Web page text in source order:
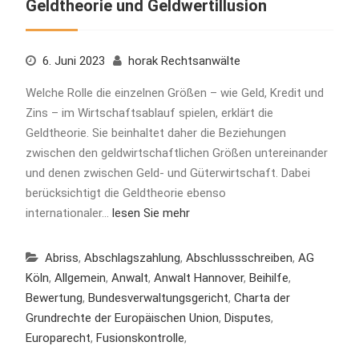
Geldtheorie und Geldwertillusion
6. Juni 2023 horak Rechtsanwälte
Welche Rolle die einzelnen Größen – wie Geld, Kredit und
Zins – im Wirtschaftsablauf spielen, erklärt die
Geldtheorie. Sie beinhaltet daher die Beziehungen
zwischen den geldwirtschaftlichen Größen untereinander
und denen zwischen Geld- und Güterwirtschaft. Dabei
berücksichtigt die Geldtheorie ebenso
internationaler… lesen Sie mehr
Abriss, Abschlagszahlung, Abschlussschreiben, AG
Köln, Allgemein, Anwalt, Anwalt Hannover, Beihilfe,
Bewertung, Bundesverwaltungsgericht, Charta der
Grundrechte der Europäischen Union, Disputes,
Europarecht, Fusionskontrolle,